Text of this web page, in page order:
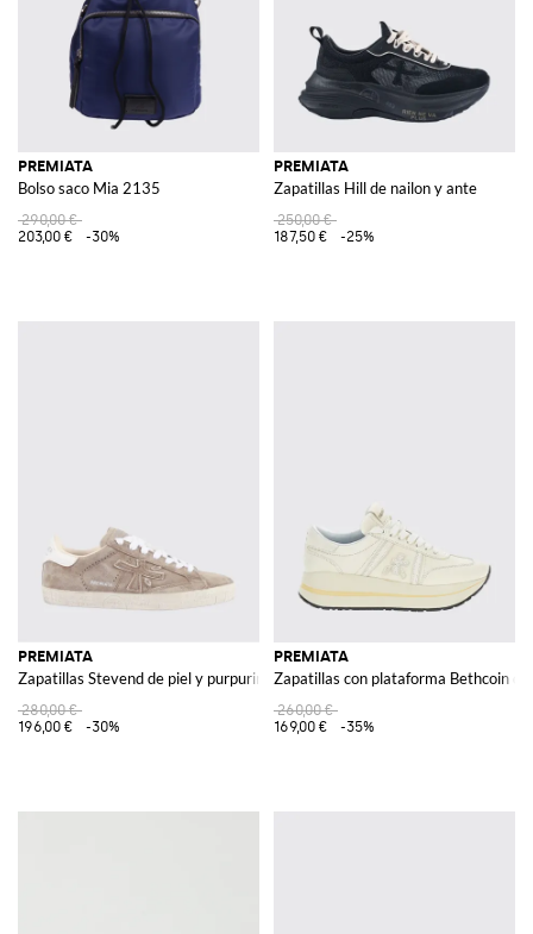
PREMIATA
Bolso saco Mia 2135
290,00 €
203,00 €
-30%
PREMIATA
Zapatillas Hill de nailon y ante
250,00 €
187,50 €
-25%
PREMIATA
Zapatillas Stevend de piel y purpurina
280,00 €
196,00 €
-30%
PREMIATA
Zapatillas con plataforma Bethcoin
260,00 €
169,00 €
-35%